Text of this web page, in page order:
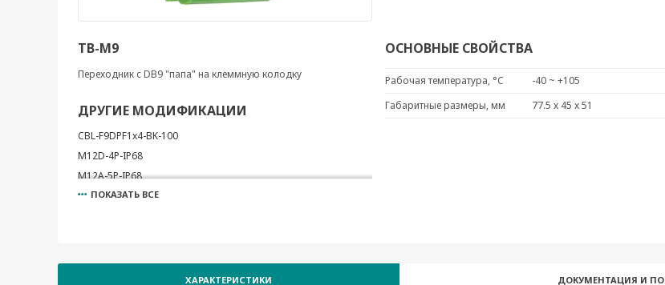
TB-M9
Переходник с DB9 "папа" на клеммную колодку
ДРУГИЕ МОДИФИКАЦИИ
CBL-F9DPF1x4-BK-100
M12D-4P-IP68
M12A-5P-IP68
A-CAP-M12F-M
ПОКАЗАТЬ ВСЕ
ОСНОВНЫЕ СВОЙСТВА
Рабочая температура, °C
-40 ~ +105
Габаритные размеры, мм
77.5 x 45 x 51
ХАРАКТЕРИСТИКИ ДОКУМЕНТАЦИЯ И ПО